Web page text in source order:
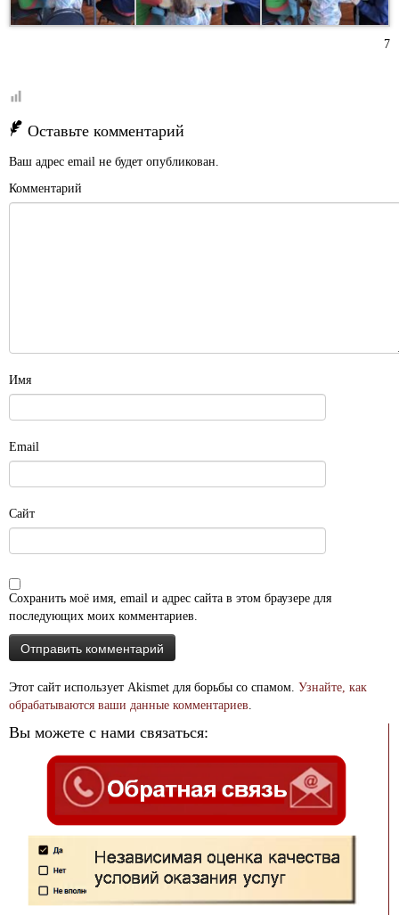
7
Оставьте комментарий
Ваш адрес email не будет опубликован.
Комментарий
Имя
Email
Сайт
Сохранить моё имя, email и адрес сайта в этом браузере для
последующих моих комментариев.
Этот сайт использует Akismet для борьбы со спамом. Узнайте, как
обрабатываются ваши данные комментариев.
Вы можете с нами связаться: